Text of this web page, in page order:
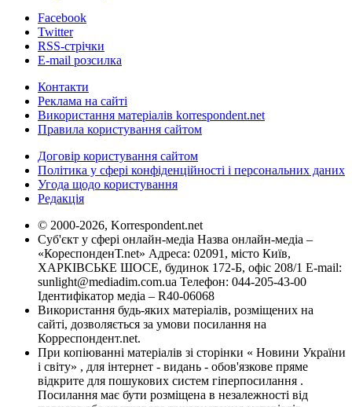
Facebook
Twitter
RSS-стрічки
E-mail розсилка
Контакти
Реклама на сайті
Використання матеріалів korrespondent.net
Правила користування сайтом
Договір користування сайтом
Політика у сфері конфіденційності і персональних даних
Угода щодо користування
Редакція
© 2000-2026, Korrespondent.net
Суб'єкт у сфері онлайн-медіа Назва онлайн-медіа –
«КореспонденТ.net» Адреса: 02091, місто Київ,
ХАРКІВСЬКЕ ШОСЕ, будинок 172-Б, офіс 208/1 E-mail:
sunlight@mediadim.com.ua Телефон: 044-205-43-00
Ідентифікатор медіа – R40-06068
Використання будь-яких матеріалів, розміщених на
сайті, дозволяється за умови посилання на
Корреспондент.net.
При копіюванні матеріалів зі сторінки « Новини України
і світу» , для інтернет - видань - обов'язкове пряме
відкрите для пошукових систем гіперпосилання .
Посилання має бути розміщена в незалежності від